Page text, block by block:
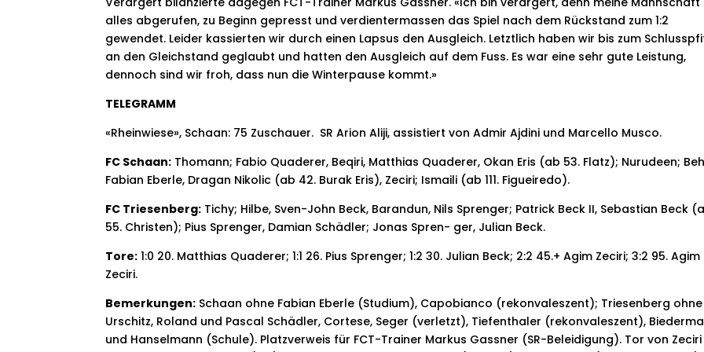
alles abgerufen, zu Beginn gepresst und verdientermassen das Spiel nach dem Rückstand zum 1:2
gewendet. Leider kassierten wir durch einen Lapsus den Ausgleich. Letztlich haben wir bis zum
an den Gleichstand geglaubt und hatten den Ausgleich auf dem Fuss. Es war eine sehr gute Leistung,
dennoch sind wir froh, dass nun die Winterpause kommt.»
TELEGRAMM
«Rheinwiese», Schaan: 75 Zuschauer.  SR Arion Aliji, assistiert von Admir Ajdini und Marcello Musco.
FC Schaan: Thomann; Fabio Quaderer, Beqiri, Matthias Quaderer, Okan Eris (ab 53. Flatz); Nurudeen;
Fabian Eberle, Dragan Nikolic (ab 42. Burak Eris), Zeciri; Ismaili (ab 111. Figueiredo).
FC Triesenberg: Tichy; Hilbe, Sven-John Beck, Barandun, Nils Sprenger; Patrick Beck II, Sebastian Beck
55. Christen); Pius Sprenger, Damian Schädler; Jonas Spren- ger, Julian Beck.
Tore: 1:0 20. Matthias Quaderer; 1:1 26. Pius Sprenger; 1:2 30. Julian Beck; 2:2 45.+ Agim Zeciri; 3:2 95. Agim
Zeciri.
Bemerkungen: Schaan ohne Fabian Eberle (Studium), Capobianco (rekonvaleszent); Triesenberg ohne
Urschitz, Roland und Pascal Schädler, Cortese, Seger (verletzt), Tiefenthaler (rekonvaleszent),
und Hanselmann (Schule). Platzverweis für FCT-Trainer Markus Gassner (SR-Beleidigung). Tor von Zeciri